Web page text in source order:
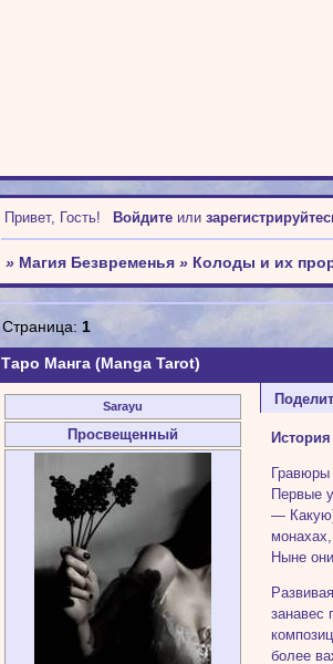
Привет, Гость! Войдитеили
» Магия Безвременья » Колоды и их
Таро Манга (Manga Tarot)
Страница: 1
Sarayu
Просвещенный История
Гравюры
Первые
—
Ныне
занавес
более